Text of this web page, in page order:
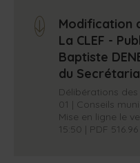
arrow_down
Modification
La CLEF -
Baptiste
du
Délibérations
01 | Conseils
Mise en ligne le
15:50 | PDF